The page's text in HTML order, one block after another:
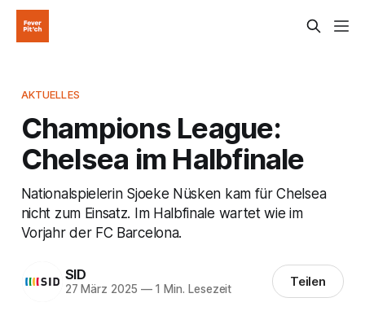
AKTUELLES
Champions League:
Chelsea im Halbfinale
Nationalspielerin Sjoeke Nüsken kam für Chelsea
nicht zum Einsatz. Im Halbfinale wartet wie im
Vorjahr der FC Barcelona.
SID
27 März 2025 —1 Min. Lesezeit Teilen